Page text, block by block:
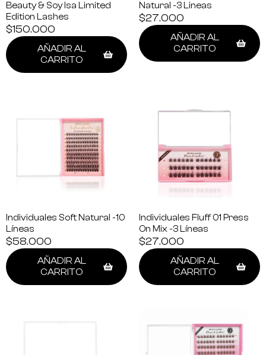
Beauty & Soy Isa Limited
Edition Lashes
$150.000
AÑADIR AL
CARRITO
Natural -3 Lineas
$27.000
AÑADIR AL
CARRITO
Individuales Soft Natural -10
Líneas
$58.000
AÑADIR AL
CARRITO
Individuales Fluff 01 Press
On Mix -3 Líneas
$27.000
AÑADIR AL
CARRITO